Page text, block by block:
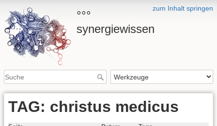
zum Inhalt springen
°°°
synergiewissen
TAG: christus medicus